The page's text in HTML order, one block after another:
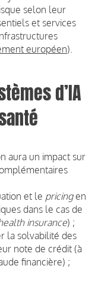
selon leur
et services
européen).
d’IA
aura un impact sur
et le pricingen
dans le cas de
insurance) ;
la solvabilité des
note de crédit (à
financière) ;